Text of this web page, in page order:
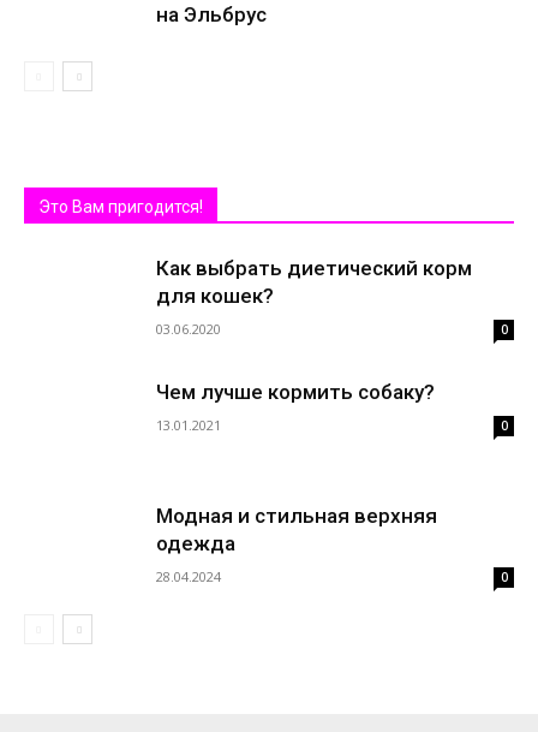
на Эльбрус
Это Вам пригодится!
Как выбрать диетический корм
для кошек?
03.06.2020 0
Чем лучше кормить собаку?
13.01.2021 0
Модная и стильная верхняя
одежда
28.04.2024 0